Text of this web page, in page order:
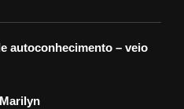
autoconhecimento – veio